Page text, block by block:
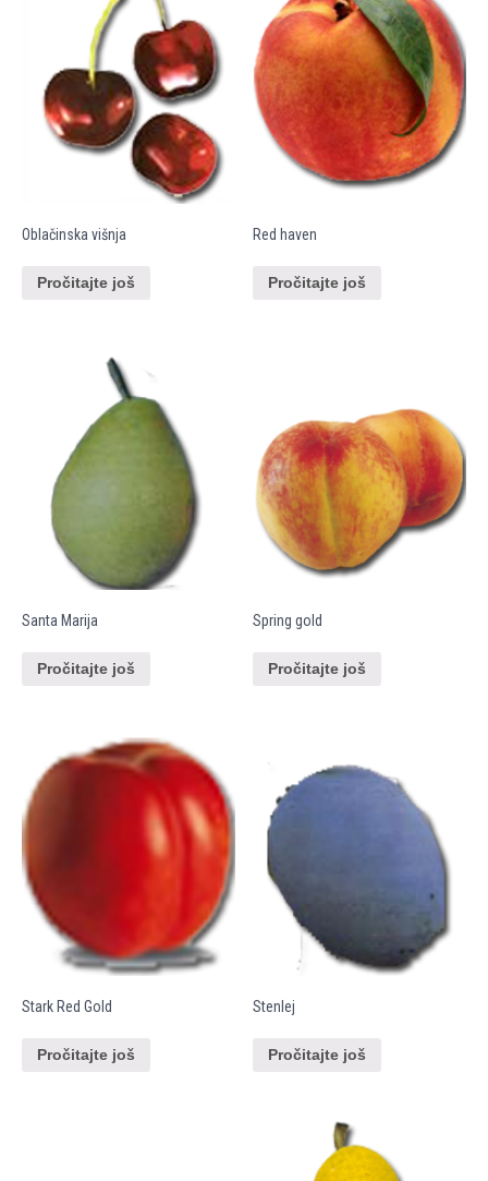
Oblačinska višnja
Pročitajte još
Red haven
Pročitajte još
Santa Marija
Pročitajte još
Spring gold
Pročitajte još
Stark Red Gold
Pročitajte još
Stenlej
Pročitajte još